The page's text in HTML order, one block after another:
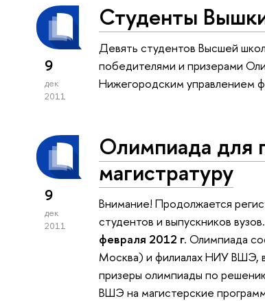
9
дек
2011
Студенты
Девять студентов Высшей
победителями и призерами
Нижегородским управлением
9
дек
2011
Олимпиада для
магистратуру
Внимание! Продолжается
студентов и выпускников вузов.
февраля 2012 г. Олимпиада
Москва) и филиалах НИУ ВШЭ,
призеры олимпиады по
ВШЭ на магистерские